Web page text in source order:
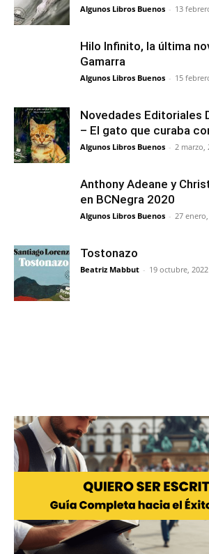
Algunos Libros Buenos - 13
Hilo Infinito, la última
Gamarra
Algunos Libros Buenos - 15
Novedades Editoriales
– El gato que curaba
Algunos Libros Buenos - 2 marzo,
Anthony Adeane y
en BCNegra 2020
Algunos Libros Buenos - 27
Tostonazo
Beatriz Mabbut - 19 octubre, 2022